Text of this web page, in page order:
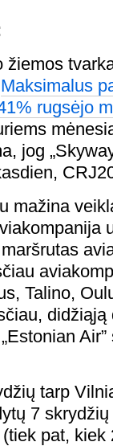
žiemos
Maksimalus
rugsėjo
jog
mažina
Talino,
didžiąją
tarp
7
pat, kiek